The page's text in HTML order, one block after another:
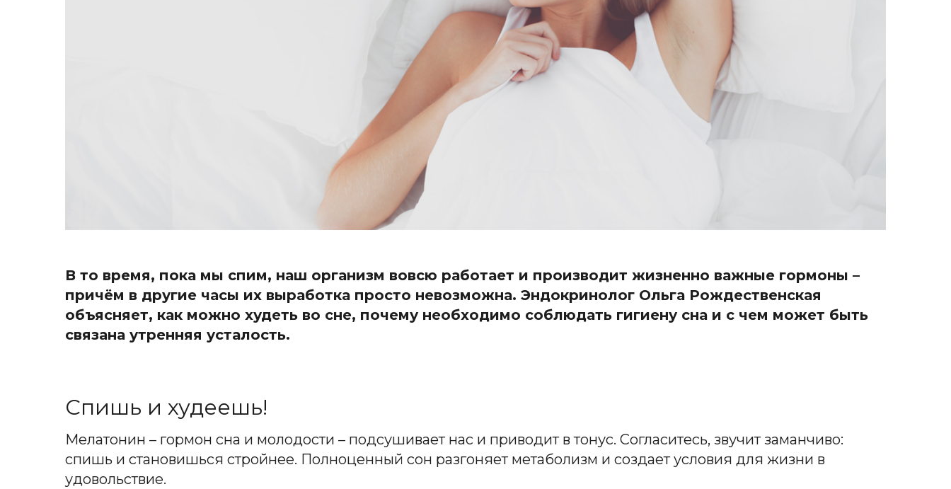
В то время, пока мы спим, наш организм вовсю работает и производит жизненно важные гормоны –
причём в другие часы их выработка просто невозможна. Эндокринолог Ольга Рождественская
объясняет, как можно худеть во сне, почему необходимо соблюдать гигиену сна и с чем может быть
связана утренняя усталость.
Спишь и худеешь!
Мелатонин – гормон сна и молодости – подсушивает нас и приводит в тонус. Согласитесь, звучит заманчиво:
спишь и становишься стройнее. Полноценный сон разгоняет метаболизм и создает условия для жизни в
удовольствие.